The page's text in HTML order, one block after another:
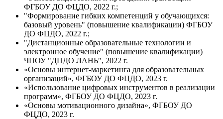
ФГБОУ ДО ФЦДО, 2022 г.;
"Формирование гибких компетенций у обучающихся:
базовый уровень" (повышение квалификации) ФГБОУ
ДО ФЦДО, 2022 г.;
"Дистанционные образовательные технологии и
электронное обучение" (повышение квалификации)
ЧПОУ "ДПДО ЛАНЬ", 2022 г.
«Основы интернет-маркетинга для образовательных
организаций», ФГБОУ ДО ФЦДО, 2023 г.
«Использование цифровых инструментов в реализации
программ», ФГБОУ ДО ФЦДО, 2023 г.
«Основы мотивационного дизайна», ФГБОУ ДО
ФЦДО, 2023 г.